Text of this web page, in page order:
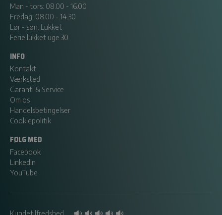
Man - tors: 08.00 - 16.00
Fredag: 08.00 - 14.30
Lør - søn: Lukket
Ferie lukket uge 30
INFO
Kontakt
Værksted
Garanti & Service
Om os
Handelsbetingelser
Cookiepolitik
FØLG MED
Facebook
LinkedIn
YouTube
Kundetilfredshed